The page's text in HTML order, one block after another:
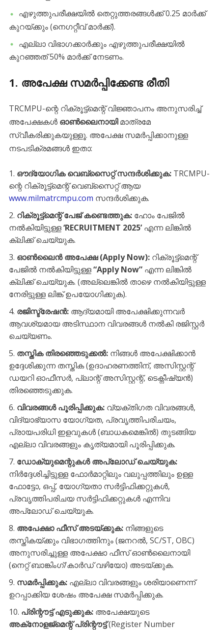
​എഴുത്തുപരീക്ഷയിൽ തെറ്റുത്തരങ്ങൾക്ക് 0.25 മാർക്ക്
കുറയ്ക്കും (നെഗറ്റീവ് മാർക്ക്).
​എല്ലാ വിഭാഗക്കാർക്കും എഴുത്തുപരീക്ഷയിൽ
കുറഞ്ഞത് 50% മാർക്ക് നേടണം.
​1. അപേക്ഷ സമർപ്പിക്കേണ്ട രീതി
​TRCMPU-ന്റെ റിക്രൂട്ട്‌മെന്റ് വിജ്ഞാപനം അനുസരിച്ച്
അപേക്ഷകൾ ഓൺലൈനായിമാത്രമേ
സ്വീകരിക്കുകയുള്ളൂ. അപേക്ഷ സമർപ്പിക്കാനുള്ള
നടപടിക്രമങ്ങൾ ഇതാ:
ഔദ്യോഗിക വെബ്സൈറ്റ് സന്ദർശിക്കുക:TRCMPU-
ന്റെ റിക്രൂട്ട്‌മെന്റ് വെബ്സൈറ്റ് ആയ
www.milmatrcmpu.com സന്ദർശിക്കുക.
റിക്രൂട്ട്മെന്റ് പേജ് കണ്ടെത്തുക:ഹോം പേജിൽ
നൽകിയിട്ടുള്ള‘RECRUITMENT 2025’എന്ന ലിങ്കിൽ
ക്ലിക്ക് ചെയ്യുക.
ഓൺലൈൻ അപേക്ഷ (Apply Now):റിക്രൂട്ട്‌മെന്റ്
പേജിൽ നൽകിയിട്ടുള്ള“Apply Now”എന്ന ലിങ്കിൽ
ക്ലിക്ക് ചെയ്യുക. (അല്ലെങ്കിൽ താഴെ നൽകിയിട്ടുള്ള
നേരിട്ടുള്ള ലിങ്ക് ഉപയോഗിക്കുക).
രജിസ്ട്രേഷൻ:ആദ്യമായി അപേക്ഷിക്കുന്നവർ
ആവശ്യമായ അടിസ്ഥാന വിവരങ്ങൾ നൽകി രജിസ്റ്റർ
ചെയ്യണം.
തസ്തിക തിരഞ്ഞെടുക്കൽ:നിങ്ങൾ അപേക്ഷിക്കാൻ
ഉദ്ദേശിക്കുന്ന തസ്തിക (ഉദാഹരണത്തിന്, അസിസ്റ്റന്റ്
ഡയറി ഓഫീസർ, പ്ലാന്റ് അസിസ്റ്റന്റ്, ടെക്നീഷ്യൻ)
തിരഞ്ഞെടുക്കുക.
വിവരങ്ങൾ പൂരിപ്പിക്കുക:വ്യക്തിഗത വിവരങ്ങൾ,
വിദ്യാഭ്യാസ യോഗ്യത, പ്രവൃത്തിപരിചയം,
പ്രായപരിധി ഇളവുകൾ (ബാധകമെങ്കിൽ) തുടങ്ങിയ
എല്ലാ വിവരങ്ങളും കൃത്യമായി പൂരിപ്പിക്കുക.
ഡോക്യുമെന്റുകൾ അപ്‌ലോഡ് ചെയ്യുക:
നിർദ്ദേശിച്ചിട്ടുള്ള ഫോർമാറ്റിലും വലുപ്പത്തിലും ഉള്ള
ഫോട്ടോ, ഒപ്പ്, യോഗ്യതാ സർട്ടിഫിക്കറ്റുകൾ,
പ്രവൃത്തിപരിചയ സർട്ടിഫിക്കറ്റുകൾ എന്നിവ
അപ്‌ലോഡ് ചെയ്യുക.
അപേക്ഷാ ഫീസ് അടയ്ക്കുക:നിങ്ങളുടെ
തസ്തികയ്ക്കും വിഭാഗത്തിനും (ജനറൽ, SC/ST, OBC)
അനുസരിച്ചുള്ള അപേക്ഷാ ഫീസ് ഓൺലൈനായി
(നെറ്റ് ബാങ്കിംഗ്/കാർഡ് വഴിയോ) അടയ്ക്കുക.
സമർപ്പിക്കുക:എല്ലാ വിവരങ്ങളും ശരിയാണെന്ന്
ഉറപ്പാക്കിയ ശേഷം അപേക്ഷ സമർപ്പിക്കുക.
പ്രിന്റൗട്ട് എടുക്കുക:അപേക്ഷയുടെ
അക്‌നോളജ്‌മെന്റ് പ്രിന്റൗട്ട്(Register Number